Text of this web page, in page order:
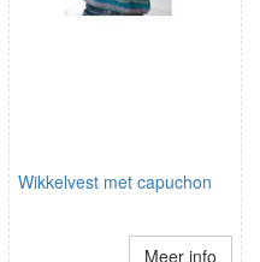
Wikkelvest met capuchon
Meer info